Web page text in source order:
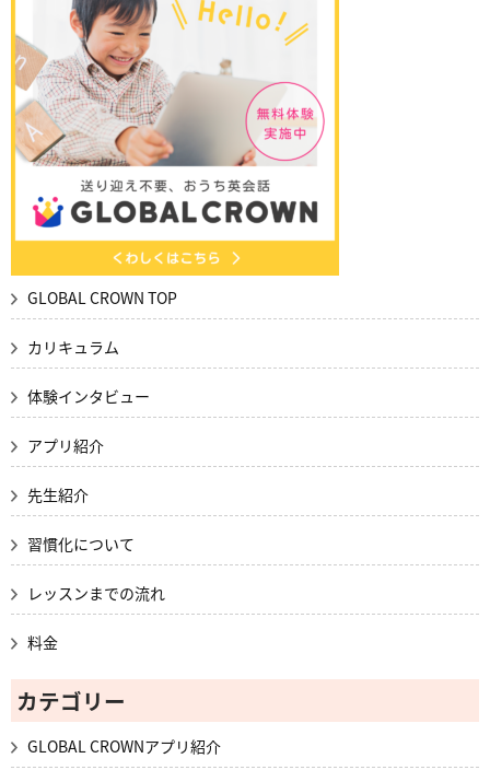
GLOBAL CROWN TOP
カリキュラム
体験インタビュー
アプリ紹介
先生紹介
習慣化について
レッスンまでの流れ
料金
カテゴリー
GLOBAL CROWNアプリ紹介